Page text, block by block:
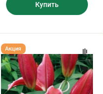
Купить
Лилия
"ИНДИАНА"
3
штуки
(размер
18/20)
Акция